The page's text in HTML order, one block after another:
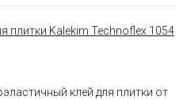
клей для плитки от